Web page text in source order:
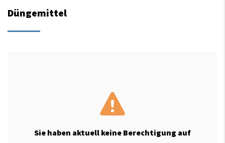
Düngemittel
Sie haben aktuell keine Berechtigung auf